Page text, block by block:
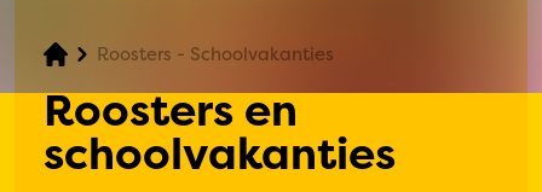
Roosters - Schoolvakanties
Roosters en
schoolvakanties